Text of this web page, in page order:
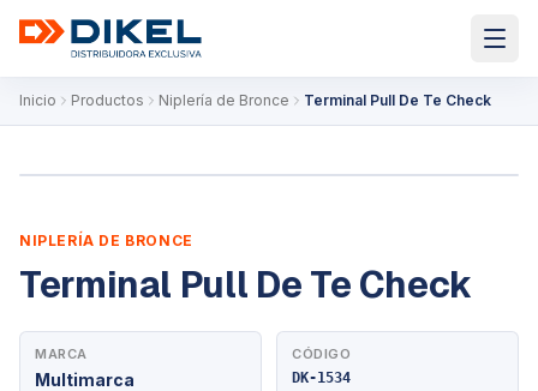
Inicio Productos Niplería de Bronce Terminal Pull De Te Check
NIPLERÍA DE BRONCE
Terminal Pull De Te Check
MARCA
Multimarca
CÓDIGO
DK-1534